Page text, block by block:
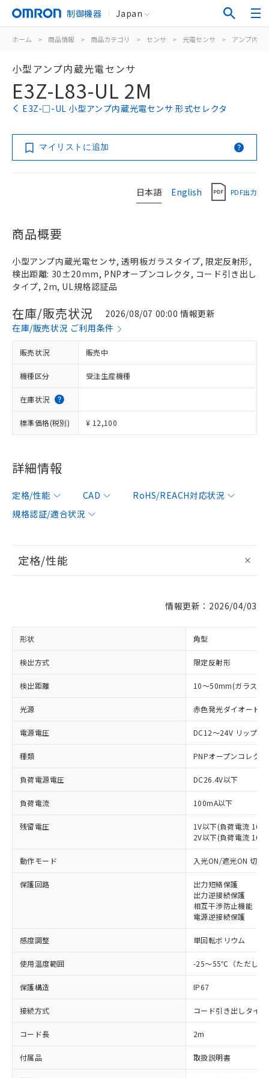
制御機器 Japan
ホーム > 商品情報 > 商品カテゴリ > センサ > 光電センサ > アンプ内蔵
小型アンプ内蔵光電センサ
E3Z-L83-UL 2M
E3Z-□-UL 小型アンプ内蔵光電センサ 形式セレクタ
マイリストに追加
日本語 English PDF出力
商品概要
小型アンプ内蔵光電センサ, 透明板ガラスタイプ, 限定反射形,
検出距離: 30±20mm, PNPオープンコレクタ, コード引き出し
タイプ, 2m, UL規格認証品
在庫/販売状況
2026/08/07 00:00 情報更新
在庫/販売状況 ご利用条件
販売状況 販売中
機種区分 受注生産機種
在庫状況
標準価格(税別) ¥ 12,100
詳細情報
定格/性能 CAD
RoHS/REACH対応状況
規格認証/適合状況
定格/性能
情報更新：2026/04/03
形状 角型
検出方式 限定反射形
検出距離 10～50mm(ガラス
光源 赤色発光ダイオード
電源電圧 DC12～24V リップ
種類 PNPオープンコレクタ
負荷電源電圧 DC26.4V以下
負荷電流 100mA以下
残留電圧
1V以下(負荷電流
2V以下(負荷電流 10
動作モード 入光ON/遮光ON 切替
保護回路
出力短絡保護
出力逆接続保護
相互干渉防止機能
電源逆接続保護
感度調整 単回転ボリウム
使用温度範囲 -25～55℃（ただし、
保護構造 IP67
接続方式 コード引き出しタイプ
コード長 2m
付属品 取扱説明書
以下の条件をお読みいただき、同意のうえ
本サービスは、当社制御機器事業取扱
商品の当社在庫状況および標準価格
(税抜)を提供させていただくもので
当社制御機器事業取扱商品の中には、
在庫状況および標準価格照会結果は、
タに基づき作成されるものであり、閲
覧された時点での実際の在庫および標
対応済み：EU RoHS指令（10物質）の
非含有に対応した製品が提供可能な商品で
対応予定：EU RoHS指令（10物質）の非含
有に対応した製品に切り替える予定のある
商品です。
対応予定なし：EU RoHS指令（10物質）の
非含有に非対応の商品で、対応品を出す予
調査・確認中：EU RoHS指令（10物質）の
非含有の対応状況を調査中または確認中の
商品です。
非該当品：ライセンス料など無形物で、有
害物質有無と関係のない商品です。
仕入先様の事情により、非含有部品として
いたものが、含有品と判明した場合などや
むを得ず変更することがあります。
鉛(Pb) 1000ppm以下、 水銀(Hg) 1000ppm以下、 カド
※1 中国RoHS○×表
「○」：最大均質材料含有率が中国RoHSの
基準値以下であることを示します。
「×」：最大均質材料含有率が中国RoHSの
基準値を超えていることを示します。
「－」：未確認です。当社販売部門へお問
い合わせください。
Pb(鉛) :1000ppm、 Hg(水銀) : 1000ppm、 Cd(カドミウ
当社は、これら貴社製品のうち、外国
為替および外国貿易法に定める商品
（以下｢規制貨物等」という）を輸出
または国外への提供する場合は、日本
国政府の輸出許可(または役務取引許